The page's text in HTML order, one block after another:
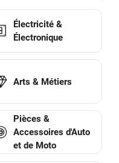
Électricité &
Électronique
Arts & Métiers
Pièces &
Accessoires d'Auto
et de Moto